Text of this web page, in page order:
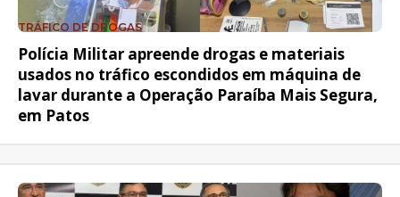
TRÁFICO DE DROGAS
Polícia Militar apreende drogas e materiais
usados no tráfico escondidos em máquina de
lavar durante a Operação Paraíba Mais Segura,
em Patos